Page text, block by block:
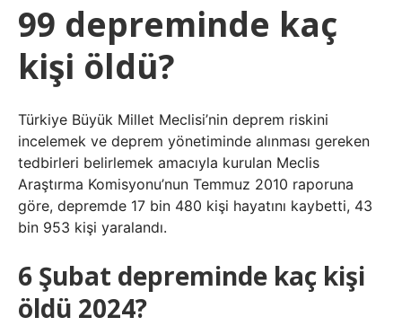
99 depreminde kaç
kişi öldü?
Türkiye Büyük Millet Meclisi’nin deprem riskini
incelemek ve deprem yönetiminde alınması gereken
tedbirleri belirlemek amacıyla kurulan Meclis
Araştırma Komisyonu’nun Temmuz 2010 raporuna
göre, depremde 17 bin 480 kişi hayatını kaybetti, 43
bin 953 kişi yaralandı.
6 Şubat depreminde kaç kişi
öldü 2024?